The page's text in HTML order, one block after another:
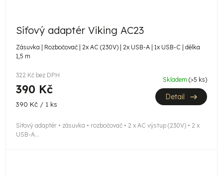
Síťový adaptér Viking AC23
Zásuvka | Rozbočovač | 2x AC (230V) | 2x USB-A | 1x USB-C | délka
1,5 m
322 Kč bez DPH
390 Kč
Měrná
390 Kč / 1 ks
Skladem (>5 ks)
Detail
Síťový adaptér • zásuvka • rozbočovač • 2 x AC výstup (230V) • 2 x
USB-A...